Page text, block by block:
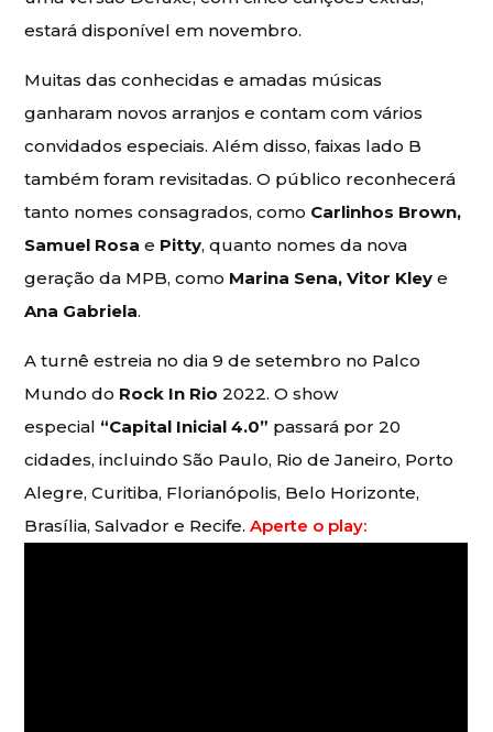
estará disponível em novembro.
Muitas das conhecidas e amadas músicas
ganharam novos arranjos e contam com vários
convidados especiais. Além disso, faixas lado B
também foram revisitadas. O público reconhecerá
tanto nomes consagrados, como Carlinhos Brown,
Samuel Rosa e Pitty, quanto nomes da nova
geração da MPB, como Marina Sena, Vitor Kley e
Ana Gabriela.
A turnê estreia no dia 9 de setembro no Palco
Mundo do Rock In Rio 2022. O show
especial “Capital Inicial 4.0” passará por 20
cidades, incluindo São Paulo, Rio de Janeiro, Porto
Alegre, Curitiba, Florianópolis, Belo Horizonte,
Brasília, Salvador e Recife.Aperte o play: